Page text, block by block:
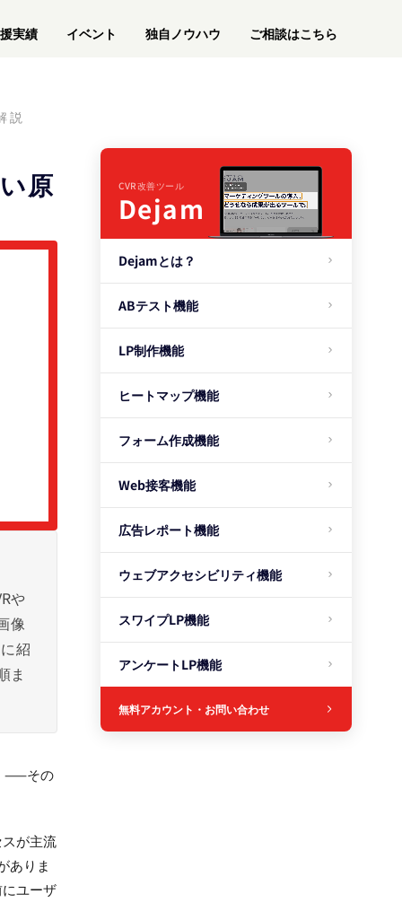
実績 イベント 独自ノウハウ ご相談はこちら
説
原
や
像
紹
ま
——その
が主流
ありま
ユーザ
CVR改善ツール
Dejam
Dejamとは？
ABテスト機能
LP制作機能
ヒートマップ機能
フォーム作成機能
Web接客機能
広告レポート機能
ウェブアクセシビリティ機能
スワイプLP機能
アンケートLP機能
無料アカウント・お問い合わせ